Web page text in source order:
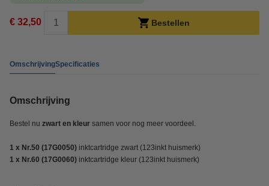
€ 32,50 Bestellen
OmschrijvingSpecificaties
Omschrijving
Bestel nu zwart en kleur samen voor nog meer voordeel.
1 x Nr.50 (17G0050) inktcartridge zwart (123inkt huismerk)
1 x Nr.60 (17G0060) inktcartridge kleur (123inkt huismerk)